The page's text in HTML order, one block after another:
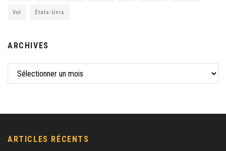
Vol États-Unis
ARCHIVES
ARTICLES RÉCENTS